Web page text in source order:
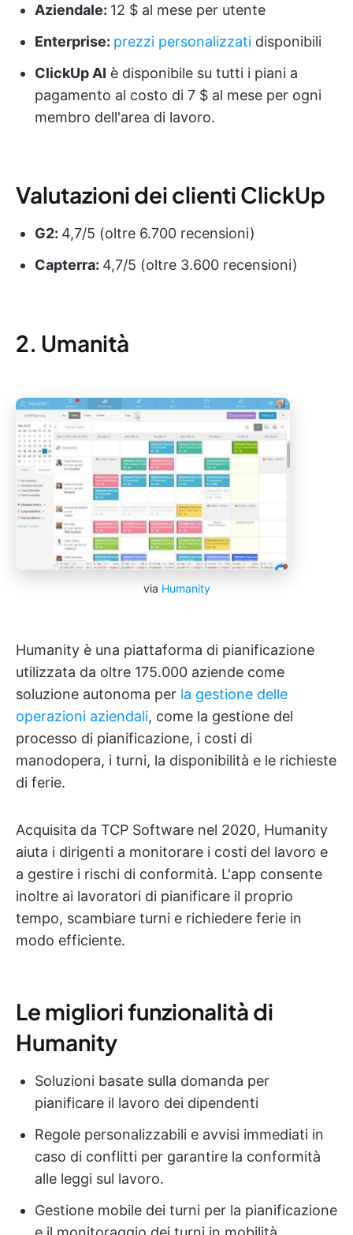
Aziendale: 12 $ al mese per utente
Enterprise: prezzi personalizzati disponibili
ClickUp AI è disponibile su tutti i piani a
pagamento al costo di 7 $ al mese per ogni
membro dell'area di lavoro.
Valutazioni dei clienti ClickUp
G2: 4,7/5 (oltre 6.700 recensioni)
Capterra: 4,7/5 (oltre 3.600 recensioni)
2. Umanità
via Humanity
Humanity è una piattaforma di pianificazione
utilizzata da oltre 175.000 aziende come
soluzione autonoma per la gestione delle
operazioni aziendali, come la gestione del
processo di pianificazione, i costi di
manodopera, i turni, la disponibilità e le richieste
di ferie.
Acquisita da TCP Software nel 2020, Humanity
aiuta i dirigenti a monitorare i costi del lavoro e
a gestire i rischi di conformità. L'app consente
inoltre ai lavoratori di pianificare il proprio
tempo, scambiare turni e richiedere ferie in
modo efficiente.
Le migliori funzionalità di
Humanity
Soluzioni basate sulla domanda per
pianificare il lavoro dei dipendenti
Regole personalizzabili e avvisi immediati in
caso di conflitti per garantire la conformità
alle leggi sul lavoro.
Gestione mobile dei turni per la pianificazione